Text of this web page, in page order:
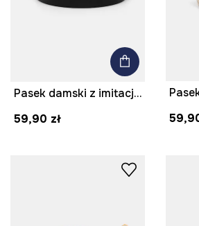
Pasek damski z imitacji skóry kolor czarny
59,90 zł